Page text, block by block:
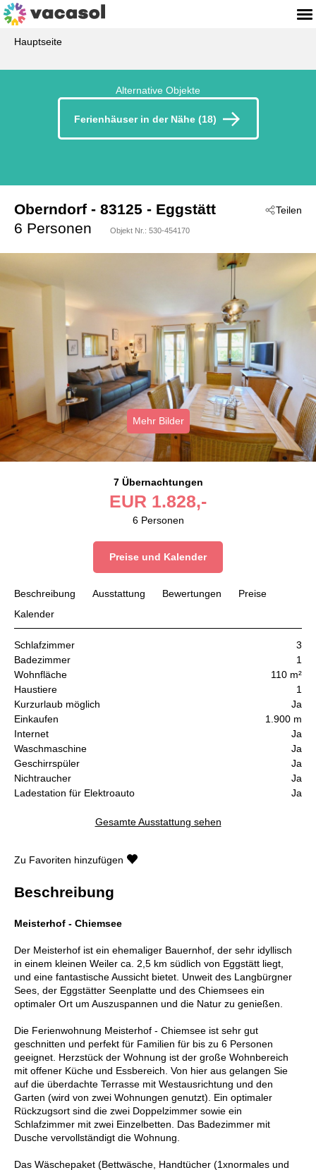
Hauptseite
Alternative Objekte
Ferienhäuser in der Nähe (18)
Teilen
Oberndorf - 83125 - Eggstätt
6 Personen
Objekt Nr.: 530-454170
Mehr Bilder
7 Übernachtungen
EUR 1.828,-
6 Personen
Preise und Kalender
Beschreibung Ausstattung Bewertungen
Preise
Kalender
Schlafzimmer
3
Badezimmer
1
Wohnfläche
110 m²
Haustiere
1
Kurzurlaub möglich
Ja
Einkaufen
1.900 m
Internet
Ja
Waschmaschine
Ja
Geschirrspüler
Ja
Nichtraucher
Ja
Ladestation für Elektroauto
Ja
Gesamte Ausstattung sehen
Zu Favoriten hinzufügen
Beschreibung
Meisterhof - Chiemsee
Der Meisterhof ist ein ehemaliger Bauernhof, der sehr idyllisch
in einem kleinen Weiler ca. 2,5 km südlich von Eggstätt liegt,
und eine fantastische Aussicht bietet. Unweit des Langbürgner
Sees, der Eggstätter Seenplatte und des Chiemsees ein
optimaler Ort um Auszuspannen und die Natur zu genießen.
Die Ferienwohnung Meisterhof - Chiemsee ist sehr gut
geschnitten und perfekt für Familien für bis zu 6 Personen
geeignet. Herzstück der Wohnung ist der große Wohnbereich
mit offener Küche und Essbereich. Von hier aus gelangen Sie
auf die überdachte Terrasse mit Westausrichtung und den
Garten (wird von zwei Wohnungen genutzt). Ein optimaler
Rückzugsort sind die zwei Doppelzimmer sowie ein
Schlafzimmer mit zwei Einzelbetten. Das Badezimmer mit
Dusche vervollständigt die Wohnung.
Das Wäschepaket (Bettwäsche, Handtücher (1xnormales und